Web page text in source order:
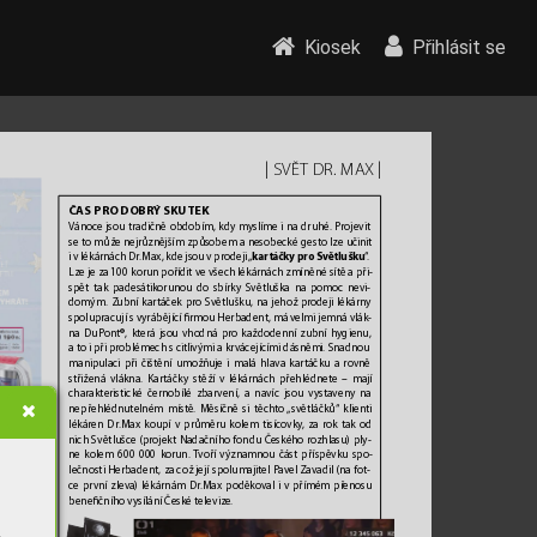
SVĚT DR. MAX |
ČAS PRO DOBRÝ SKUTEK
Vánoce jsou tradičně obdobím, kdy myslíme i na druhé. Projevit
se to může nejrůznějším způsobem a nesobecké gesto lze učinit
i v lékárnách Dr.Max, kde jsou v prodeji „kartáčky pro Světlušku“.
Lze je za 100 korun pořídit ve všech lékárnách zmíněné sítě a při-
spět tak padesátikorunou do sbírky Světluška na pomoc nevi-
domým. Zubní kartáček pro Světlušku, na jehož prodeji lékárny
spolupracují s vyrábějící rmou Herbadent, má velmi jemná vlák-
na DuPont®, která jsou vhodná pro každodenní zubní hygienu,
ato i při problémech s citlivými a krvácejícími dásněmi. Snadnou
manipulaci při čištění umožňuje i malá hlava kartáčku a rovně
střižená vlákna. Kartáčky stěží v lékárnách přehlédnete – mají
charakteristické černobílé zbarvení, a navíc jsou vystaveny na
nepřehlédnutelném místě. Měsíčně si těchto „světláčků“ klienti
lékáren Dr.Max koupí v průměru kolem tisícovky, za rok tak od
nich Světlušce (projekt Nadačního fondu Českého rozhlasu) ply-
ne kolem 600 000 korun.
Tvoří významnou část příspěvku spo-
lečnosti Herbadent, za což její spolumajitel Pavel Zavadil (na fot-
ce první zleva) lékárnám Dr.Max poděkoval i v přímém přenosu
benečního vysílání České televize.
Kiosek Přihlásit se